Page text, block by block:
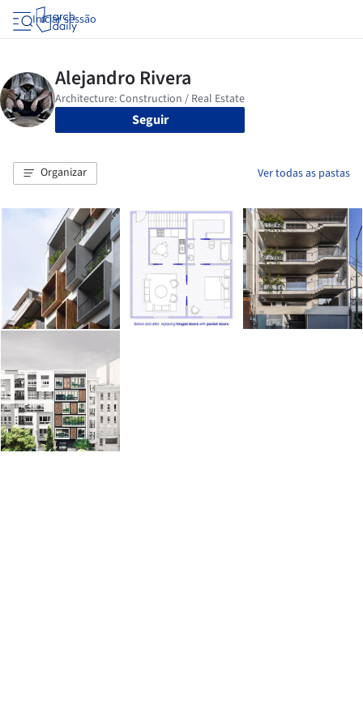
Iniciar sessão
Seguir
Organizar Ver todas as pastas